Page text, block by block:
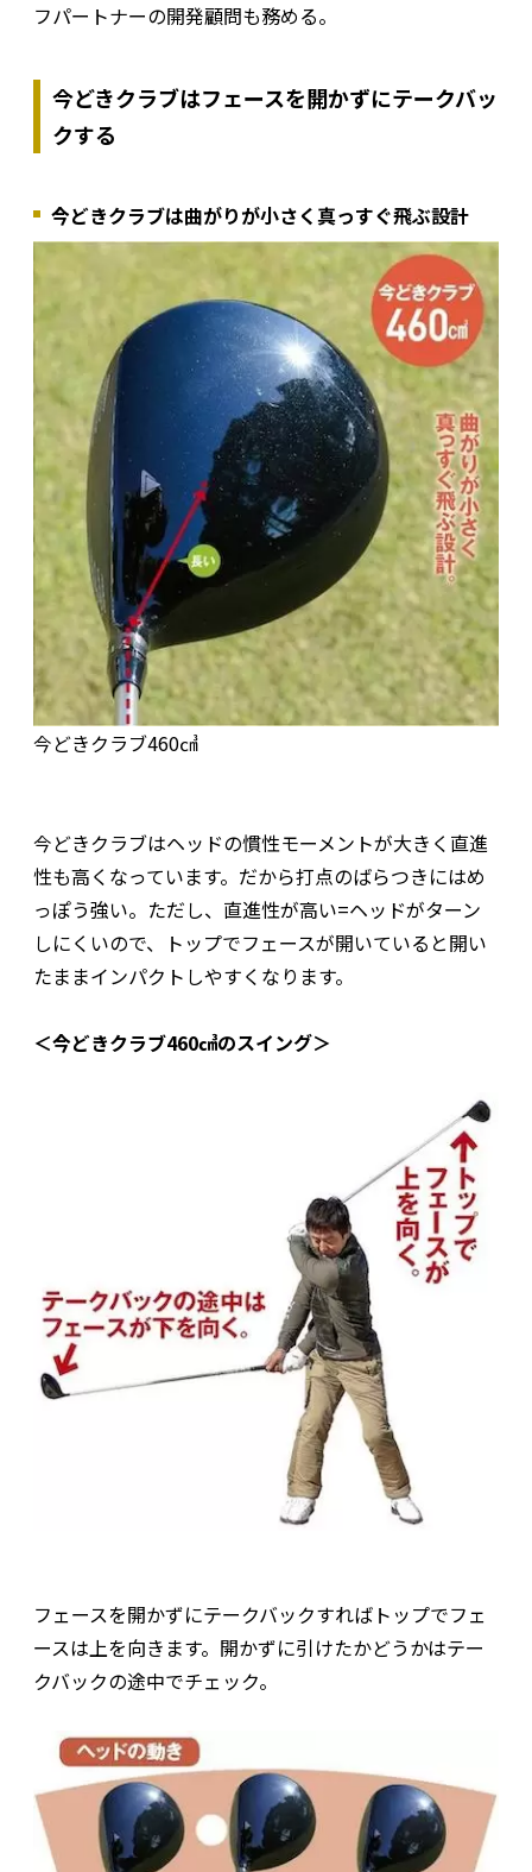
フパートナーの開発顧問も務める。
今どきクラブはフェースを開かずにテークバッ
クする
今どきクラブは曲がりが小さく真っすぐ飛ぶ設計
今どきクラブ460㎤
今どきクラブはヘッドの慣性モーメントが大きく直進
性も高くなっています。だから打点のばらつきにはめ
っぽう強い。ただし、直進性が高い=ヘッドがターン
しにくいので、トップでフェースが開いていると開い
たままインパクトしやすくなります。
＜今どきクラブ460㎤のスイング＞
フェースを開かずにテークバックすればトップでフェ
ースは上を向きます。開かずに引けたかどうかはテー
クバックの途中でチェック。